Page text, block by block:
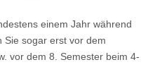
einem Jahr während
Sie sogar erst vor dem
vor dem 8. Semester beim 4-